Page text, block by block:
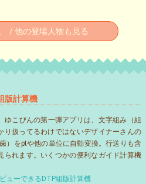
/ 他の登場人物も見る
版計算機
ゆこびんの第一弾アプリは、文字組み（組
り扱ってるわけではないデザイナーさんの
）をptや他の単位に自動変換。行送りも含
られます。いくつかの便利なガイド計算機
ューできるDTP組版計算機